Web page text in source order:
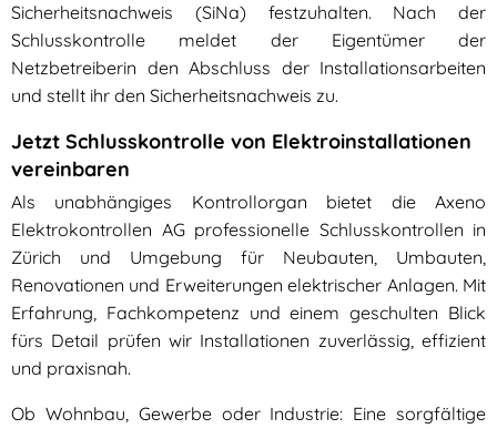
Sicherheitsnachweis (SiNa) festzuhalten. Nach der
Schlusskontrolle meldet der Eigentümer der
Netzbetreiberin den Abschluss der Installationsarbeiten
und stellt ihr den Sicherheitsnachweis zu.
Jetzt Schlusskontrolle von Elektroinstallationen
vereinbaren
Als unabhängiges Kontrollorgan bietet die Axeno
Elektrokontrollen AG professionelle Schlusskontrollen in
Zürich und Umgebung für Neubauten, Umbauten,
Renovationen und Erweiterungen elektrischer Anlagen. Mit
Erfahrung, Fachkompetenz und einem geschulten Blick
fürs Detail prüfen wir Installationen zuverlässig, effizient
und praxisnah.
Ob Wohnbau, Gewerbe oder Industrie: Eine sorgfältige